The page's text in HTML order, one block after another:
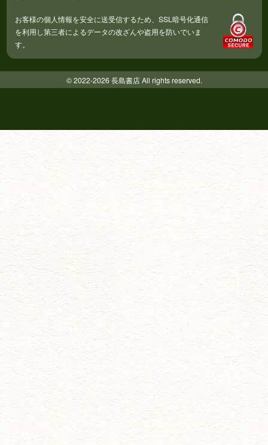
お客様の個人情報を安全に送受信するため、SSL暗号化通信
を利用し第三者によるデータの改ざんや盗用を防いでいま
す。
© 2022-2026 長島書店 All rights reserved.